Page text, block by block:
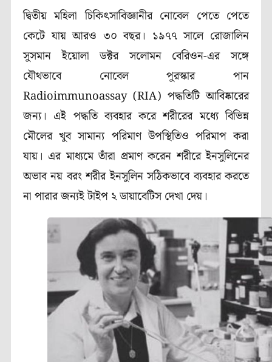
দ্বিতীয় মহিলা চিকিৎসাবিজ্ঞানীর নোবেল পেতে পেতে
কেটে যায় আরও ৩০বছর। ১৯৭৭সালে রোজালিন
সুসমান ইয়োলাডক্টরসলোমন বেরিওন-এর সঙ্গে
যৌথভাবে নোবেল পুরস্কার পান
Radioimmunoassay (RIA) পদ্ধতিটি আবিষ্কারের
জন্য। এই পদ্ধতি ব্যবহার করে শরীরের মধ্যে বিভিন্ন
মৌলের খুব সামান্য পরিমাণ উপস্থিতিও পরিমাপ করা
যায়। এর মাধ্যমে তাঁরা প্রমাণ করেন শরীরে ইনসুলিনের
অভাব নয় বরং শরীর ইনসুলিন সঠিকভাবে ব্যবহার করতে
না পারার জন্যই টাইপ ২ডায়াবেটিস দেখা দেয়।